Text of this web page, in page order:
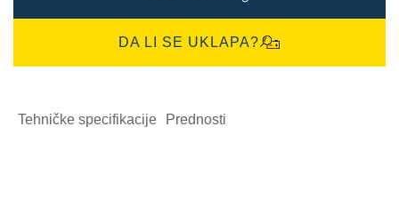
DA LI SE UKLAPA?
Tehničke specifikacije Prednosti